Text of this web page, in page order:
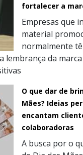
fortalecer a
Empresas que
material
normalmente
lembrança da
O que dar de
Mães? Ideias
encantam
colaboradoras
A busca por o